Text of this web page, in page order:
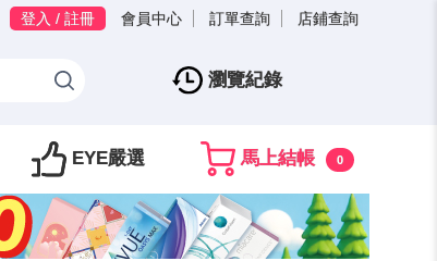
登入 / 註冊 會員中心 訂單查詢 店鋪查詢
瀏覽紀錄
EYE嚴選 馬上結帳 0